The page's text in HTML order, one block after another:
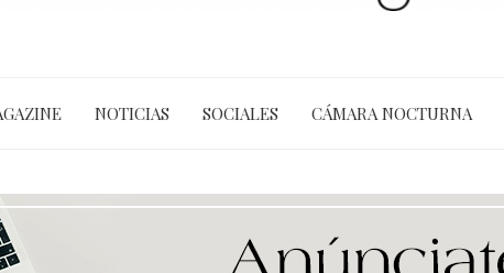
NOTICIAS SOCIALES CÁMARA NOCTURNA